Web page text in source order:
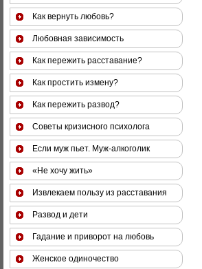
Как вернуть любовь?
Любовная зависимость
Как пережить расставание?
Как простить измену?
Как пережить развод?
Советы кризисного психолога
Если муж пьет. Муж-алкоголик
«Не хочу жить»
Извлекаем пользу из расставания
Развод и дети
Гадание и приворот на любовь
Женское одиночество